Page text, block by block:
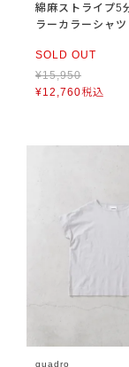
綿麻ストライプ5
ラーカラーシャツ
SOLD OUT
¥15,950
¥12,760税込
quadro